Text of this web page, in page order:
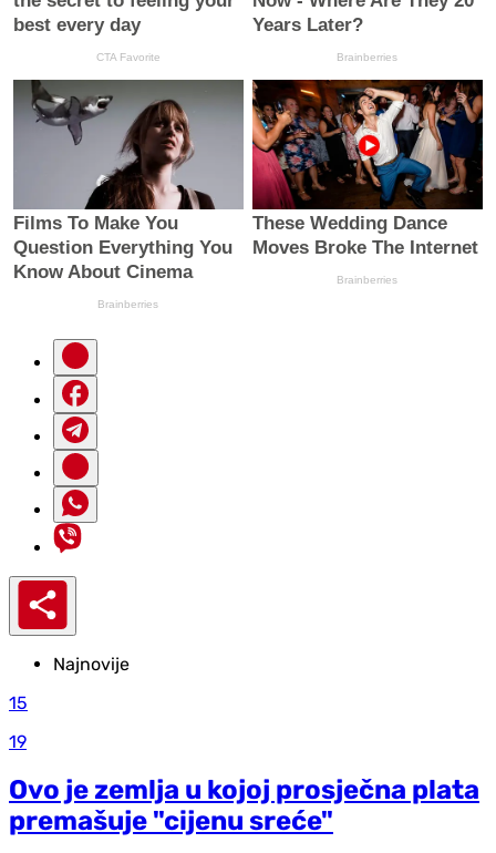
Najnovije
15
19
Ovo je zemlja u kojoj prosječna plata
premašuje "cijenu sreće"